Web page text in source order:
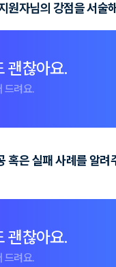
원자님의 강점을 서술
괜찮아요.
드려요.
혹은 실패 사례를 알
괜찮아요.
드려요.